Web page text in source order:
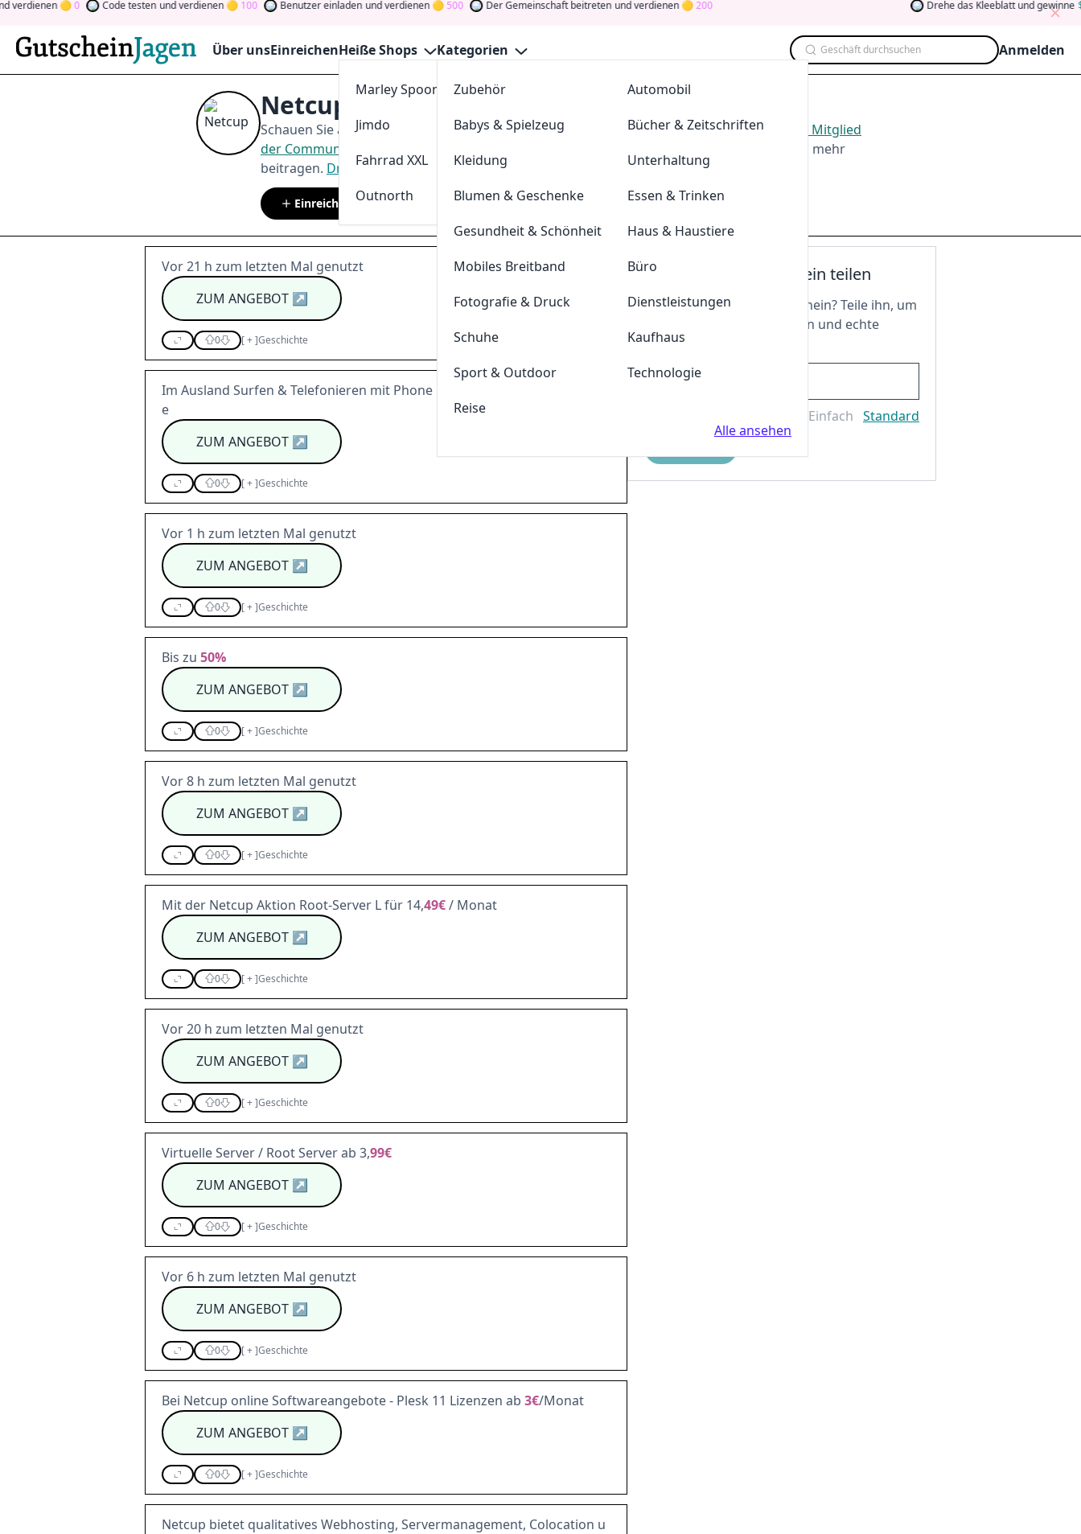
0 Code testen und verdienen 100 Benutzer einladen und verdienen 500 Der Gemeinschaft beitreten und verdienen 200 Drehe das Kleeblatt und gewinne 5
Über unsEinreichenHeiße Shops
Marley Spoon
Jimdo
sportdeal24
Fahrrad XXL
Outnorth
Parkettkaiser
Kategorien
Zubehör
Automobil
Babys & Spielzeug
Bücher & Zeitschriften
Kleidung
Unterhaltung
Blumen & Geschenke
Essen & Trinken
Gesundheit & Schönheit
Haus & Haustiere
Mobiles Breitband
Büro
Fotografie & Druck
Dienstleistungen
Schuhe
Kaufhaus
Sport & Outdoor
Technologie
Reise
Alle ansehen
Geschäft durchsuchen Anmelden
Netcup Gutscheine August 2026
Schauen Sie aufGutscheinJagenfür die bestenNetcup -Angebote im Aug. 2026.Werden Sie Mitglied
der Community
und verdienen Sie Tokens, indem Sie durch Abstimmen, Testen, Teilen und mehr
beitragen. Drehen Sie den Glückskleeund gewinnen Sie Geld
Einreichen netcup.de
Vor 21 h zum letzten Mal genutzt
ZUM ANGEBOT↗
0 [+]Geschichte
Im Ausland Surfen & Telefonieren mit Phone und Surf-Sticks bei Simlystor
e
ZUM ANGEBOT↗
0 [+]Geschichte
Vor 1 h zum letzten Mal genutzt
ZUM ANGEBOT↗
0 [+]Geschichte
Bis zu 50%
ZUM ANGEBOT↗
0 [+]Geschichte
Vor 8 h zum letzten Mal genutzt
ZUM ANGEBOT↗
0 [+]Geschichte
Mit der Netcup Aktion Root-Server L für 14,49€/ Monat
ZUM ANGEBOT↗
0 [+]Geschichte
Vor 20 h zum letzten Mal genutzt
ZUM ANGEBOT↗
0 [+]Geschichte
Virtuelle Server / Root Server ab 3,99€
ZUM ANGEBOT↗
0 [+]Geschichte
Vor 6 h zum letzten Mal genutzt
ZUM ANGEBOT↗
0 [+]Geschichte
Bei Netcup online Softwareangebote - Plesk 11 Lizenzen ab 3€/Monat
ZUM ANGEBOT↗
0 [+]Geschichte
Netcup bietet qualitatives Webhosting, Servermanagement, Colocation u
Deinen Gutschein teilen
Hast du einen tollen Gutschein? Teile ihn, um
Token freizuschalten und echte
Geldprämien zu genießen!
Einfach Standard